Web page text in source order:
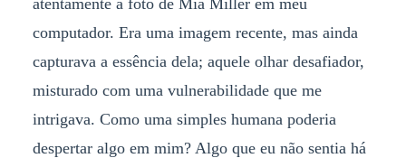
computador. Era uma imagem recente, mas ainda
capturava a essência dela; aquele olhar desafiador,
misturado com uma vulnerabilidade que me
intrigava. Como uma simples humana poderia
despertar algo em mim? Algo que eu não sentia há